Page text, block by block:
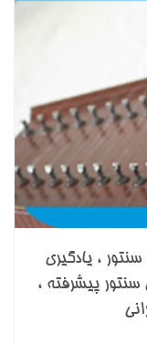
، یادگیری
پیشرفته ،